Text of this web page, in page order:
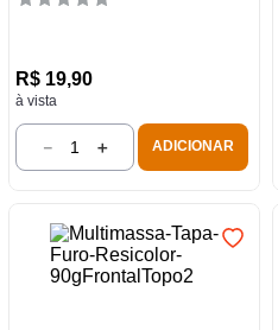
R$ 19,90
à vista
＋
－ ADICIONAR